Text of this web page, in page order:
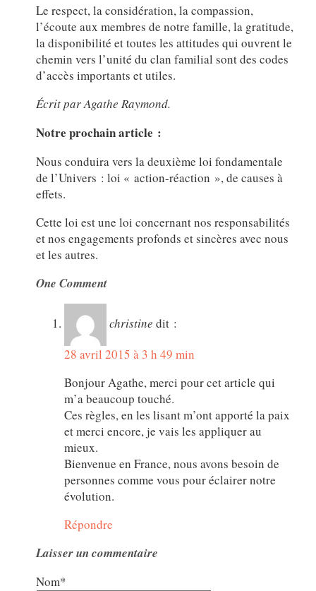
Le respect, la considération, la compassion,
l’écoute aux membres de notre famille, la gratitude,
la disponibilité et toutes les attitudes qui ouvrent le
chemin vers l’unité du clan familial sont des codes
d’accès importants et utiles.
Écrit par Agathe Raymond.
Notre prochain article :
Nous conduira vers la deuxième loi fondamentale
de l’Univers : loi « action-réaction », de causes à
effets.
Cette loi est une loi concernant nos responsabilités
et nos engagements profonds et sincères avec nous
et les autres.
One Comment
christine dit :
28 avril 2015 à 3 h 49 min
Bonjour Agathe, merci pour cet article qui
m’a beaucoup touché.
Ces règles, en les lisant m’ont apporté la paix
et merci encore, je vais les appliquer au
mieux.
Bienvenue en France, nous avons besoin de
personnes comme vous pour éclairer notre
évolution.
Répondre
Laisser un commentaire
Nom*